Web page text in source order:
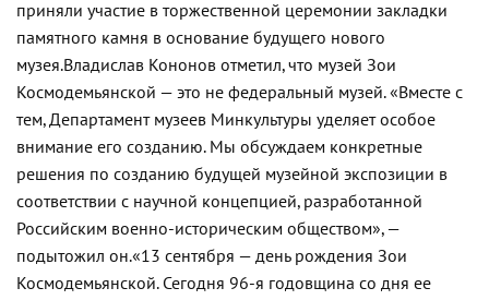
приняли участие в торжественной церемонии закладки
памятного камня в основание будущего нового
музея.Владислав Кононов отметил, что музей Зои
Космодемьянской — это не федеральный музей. «Вместе с
тем, Департамент музеев Минкультуры уделяет особое
внимание его созданию. Мы обсуждаем конкретные
решения по созданию будущей музейной экспозиции в
соответствии с научной концепцией, разработанной
Российским военно-историческим обществом», —
подытожил он.«13 сентября — день рождения Зои
Космодемьянской. Сегодня 96-я годовщина со дня ее